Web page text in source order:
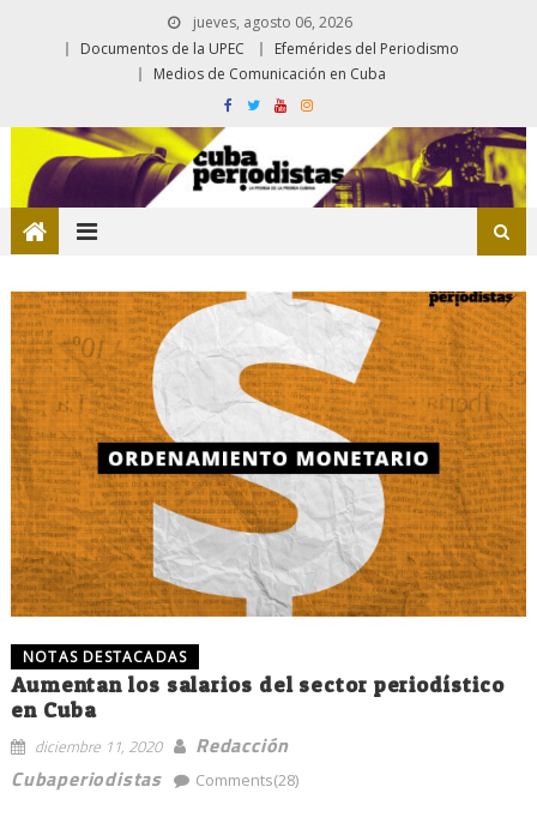
jueves, agosto 06, 2026
Documentos de la UPEC
Efemérides del Periodismo
Medios de Comunicación en Cuba
NOTAS DESTACADAS
Aumentan los salarios del sector periodístico
en Cuba
diciembre 11, 2020
Redacción
Cubaperiodistas
Comments(28)